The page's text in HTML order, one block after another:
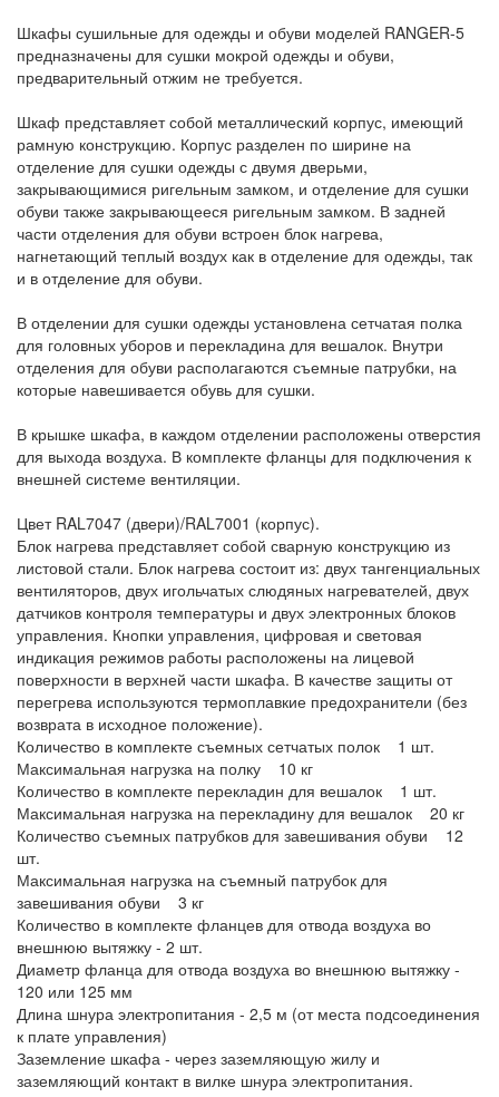
Шкафы сушильные для одежды и обуви моделей RANGER-5
предназначены для сушки мокрой одежды и обуви,
предварительный отжим не требуется.
Шкаф представляет собой металлический корпус, имеющий
рамную конструкцию. Корпус разделен по ширине на
отделение для сушки одежды с двумя дверьми,
закрывающимися ригельным замком, и отделение для сушки
обуви также закрывающееся ригельным замком. В задней
части отделения для обуви встроен блок нагрева,
нагнетающий теплый воздух как в отделение для одежды, так
и в отделение для обуви.
В отделении для сушки одежды установлена сетчатая полка
для головных уборов и перекладина для вешалок. Внутри
отделения для обуви располагаются съемные патрубки, на
которые навешивается обувь для сушки.
В крышке шкафа, в каждом отделении расположены отверстия
для выхода воздуха. В комплекте фланцы для подключения к
внешней системе вентиляции.
Цвет RAL7047 (двери)/RAL7001 (корпус).
Блок нагрева представляет собой сварную конструкцию из
листовой стали. Блок нагрева состоит из: двух тангенциальных
вентиляторов, двух игольчатых слюдяных нагревателей, двух
датчиков контроля температуры и двух электронных блоков
управления. Кнопки управления, цифровая и световая
индикация режимов работы расположены на лицевой
поверхности в верхней части шкафа. В качестве защиты от
перегрева используются термоплавкие предохранители (без
возврата в исходное положение).
Количество в комплекте съемных сетчатых полок 1 шт.
Максимальная нагрузка на полку 10 кг
Количество в комплекте перекладин для вешалок 1 шт.
Максимальная нагрузка на перекладину для вешалок 20 кг
Количество съемных патрубков для завешивания обуви 12
шт.
Максимальная нагрузка на съемный патрубок для
завешивания обуви 3 кг
Количество в комплекте фланцев для отвода воздуха во
внешнюю вытяжку - 2 шт.
Диаметр фланца для отвода воздуха во внешнюю вытяжку -
120 или 125 мм
Длина шнура электропитания - 2,5 м (от места подсоединения
к плате управления)
Заземление шкафа - через заземляющую жилу и
заземляющий контакт в вилке шнура электропитания.